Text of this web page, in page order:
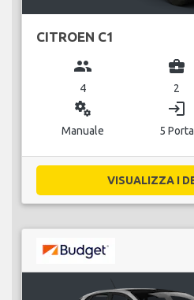
CITROEN C1
group
4
business_center
2
miscellaneous_services
Manuale
login
5 Porta
VISUALIZZA I